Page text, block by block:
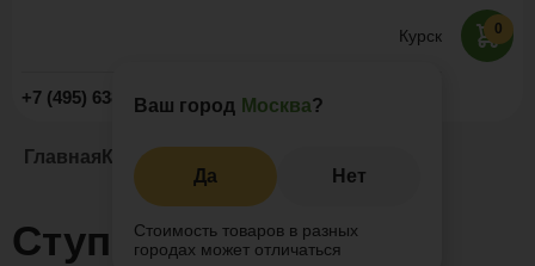
Курск
Ваш город Москва?
Да Нет
Стоимость товаров в разных
городах может отличаться
+7 (495) 638-52-09 Заказать звонок
0
Главная Каталог Ступени из ДПК
Ступени из ДПК в в